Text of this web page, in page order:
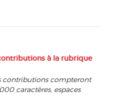
à la rubrique
contributions compteront
caractères, espaces